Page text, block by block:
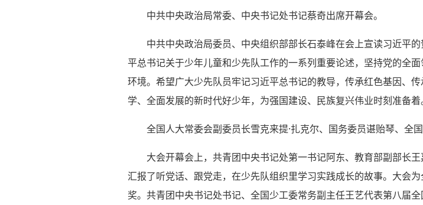
中共中央政治局常委、中央书记处书记蔡奇出席开幕会。
中共中央政治局委员、中央组织部部长石泰峰在会上宣读习近平
平总书记关于少年儿童和少先队工作的一系列重要论述，坚持党的全
环境。希望广大少先队员牢记习近平总书记的教导，传承红色基因、
学、全面发展的新时代好少年，为强国建设、民族复兴伟业时刻准备着
全国人大常委会副委员长雪克来提·扎克尔、国务委员谌贻琴、全
大会开幕会上，共青团中央书记处第一书记阿东、教育部副部长
汇报了听党话、跟党走，在少先队组织里学习实践成长的故事。大会
奖。共青团中央书记处书记、全国少工委常务副主任王艺代表第八届全